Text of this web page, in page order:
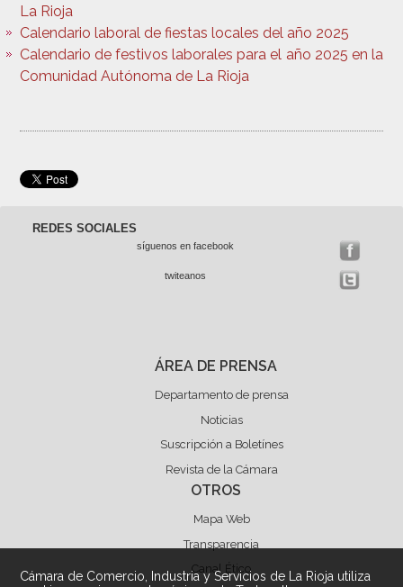
Cámara de Comercio, Industria y Servicios de La Rioja utiliza
La Rioja
Calendario laboral defiestas locales del año 2025
Calendario defestivos laborales para el año 2025 en la
Comunidad Autónoma de La Rioja
REDES SOCIALES
síguenos en facebook
twiteanos
ÁREA DE PRENSA
Departamento de prensa
Noticias
Suscripción a Boletínes
Revista de la Cámara
OTROS
Mapa Web
Transparencia
Canal Ético